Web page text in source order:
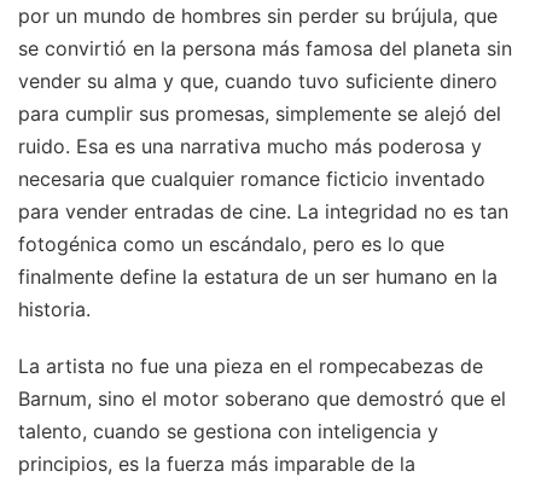
por un mundo de hombres sin perder su brújula, que
se convirtió en la persona más famosa del planeta sin
vender su alma y que, cuando tuvo suficiente dinero
para cumplir sus promesas, simplemente se alejó del
ruido. Esa es una narrativa mucho más poderosa y
necesaria que cualquier romance ficticio inventado
para vender entradas de cine. La integridad no es tan
fotogénica como un escándalo, pero es lo que
finalmente define la estatura de un ser humano en la
historia.
La artista no fue una pieza en el rompecabezas de
Barnum, sino el motor soberano que demostró que el
talento, cuando se gestiona con inteligencia y
principios, es la fuerza más imparable de la